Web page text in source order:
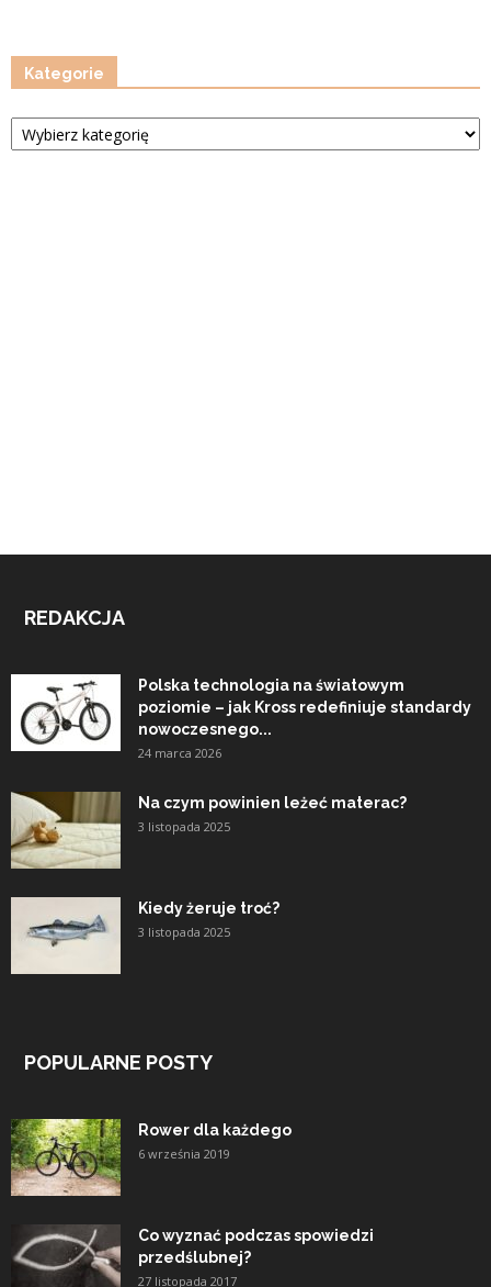
Kategorie
Kategorie
REDAKCJA
Polska technologia na światowym
poziomie – jak Kross redefiniuje standardy
nowoczesnego...
24 marca 2026
Na czym powinien leżeć materac?
3 listopada 2025
Kiedy żeruje troć?
3 listopada 2025
POPULARNE POSTY
Rower dla każdego
6 września 2019
Co wyznać podczas spowiedzi
przedślubnej?
27 listopada 2017